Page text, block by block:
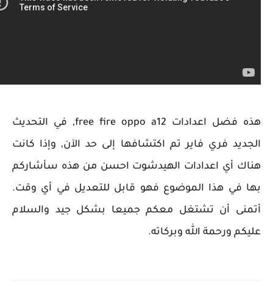
هذه فضل اعدادات free fire oppo a12, في التحديث
فري فاير تم اكتشافها إلى حد الآن, وإذا كانت
أي اعدادات الهيدشوت احسن من هذه سأشاركم
هذا الموضوع فهو قابل للتعديل في أي وقت.
أن تشتغل معكم جميعا بشكل جيد والسلام
ورحمة الله وبركاته.